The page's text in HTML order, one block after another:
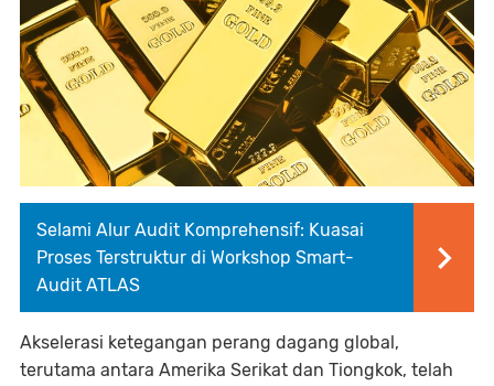
Selami Alur Audit Komprehensif: Kuasai
Proses Terstruktur di Workshop Smart-
Audit ATLAS
Akselerasi ketegangan perang dagang global,
terutama antara Amerika Serikat dan Tiongkok, telah